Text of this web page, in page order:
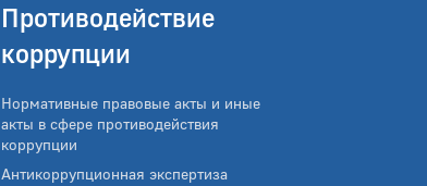
Противодействие
коррупции
Нормативные правовые акты и иные
акты в сфере противодействия
коррупции
Антикоррупционная экспертиза